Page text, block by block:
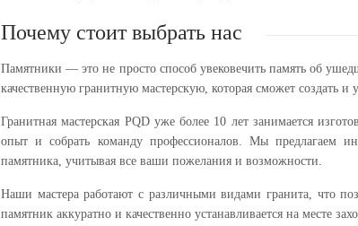
Почему стоит выбрать нас
Памятники — это не просто способ увековечить память об
качественную гранитную мастерскую, которая сможет
Гранитная мастерская PQD уже более 10 лет занимается
опыт и собрать команду профессионалов. Мы предлагаем
памятника, учитывая все ваши пожелания и возможности.
Наши мастера работают с различными видами гранита, что
памятник аккуратно и качественно устанавливается на месте